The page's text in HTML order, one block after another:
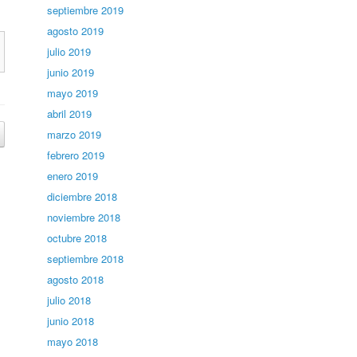
septiembre 2019
agosto 2019
julio 2019
junio 2019
mayo 2019
abril 2019
marzo 2019
febrero 2019
enero 2019
diciembre 2018
noviembre 2018
octubre 2018
septiembre 2018
agosto 2018
julio 2018
junio 2018
mayo 2018